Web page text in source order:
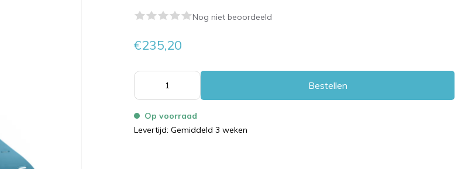
Nog niet beoordeeld
€235,20
Bestellen
Op voorraad
Levertijd: Gemiddeld 3 weken